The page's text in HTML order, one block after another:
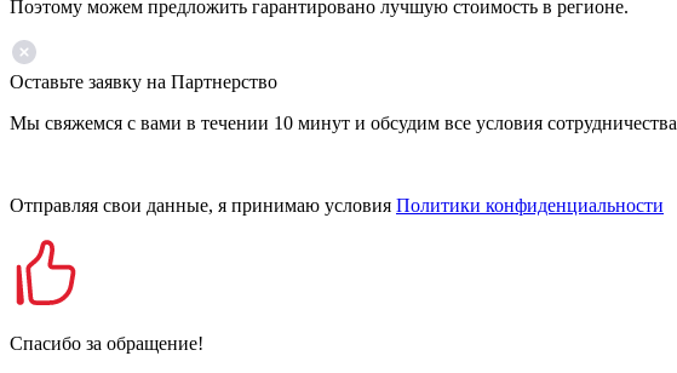
Поэтому можем предложить гарантировано лучшую стоимость в регионе.
Оставьте заявку на Партнерство
Мы свяжемся с вами в течении 10 минут и обсудим все условия сотрудничества
Отправляя свои данные, я принимаю условия Политики конфиденциальности
Спасибо за обращение!